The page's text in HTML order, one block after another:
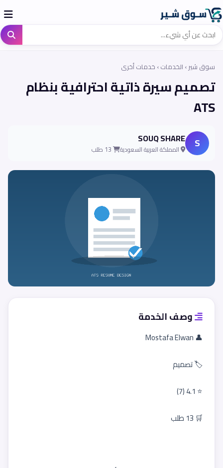
سوق شير› الخدمات› خدمات أخرى
تصميم سيرة ذاتية احترافية بنظام
ATS
S
SOUQ SHARE
المملكة العربية السعودية
وصف الخدمة
👤 Mostafa Elwan
🏷️ تصميم
⭐ 4.1 (7)
🛒 13 طلب